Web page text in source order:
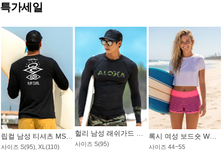
특가세일
사이즈 S(95), XL(110)
사이즈 S(95) 사이즈 44~55